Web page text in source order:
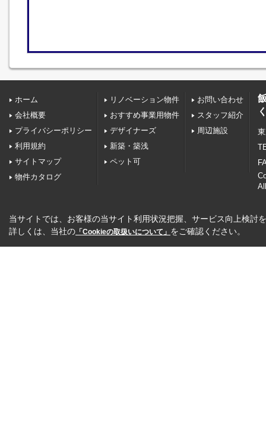
ホーム
会社概要
プライバシーポリシー
利用規約
サイトマップ
物件カタログ
リノベーション物件
おすすめ事業用物件
デザイナーズ
新築・築浅
ペット可
お問い合わせ
スタッフ紹介
周辺施設
当サイトでは、お客様の当サイト利用状況把握、サービス向上検討
詳しくは、当社の 「Cookieの取扱いについて」 をご確認ください。